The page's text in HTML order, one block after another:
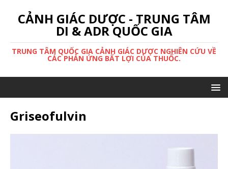
CẢNH GIÁC DƯỢC - TRUNG TÂM
DI & ADR QUỐC GIA
TRUNG TÂM QUỐC GIA CẢNH GIÁC DƯỢC NGHIÊN CỨU VỀ
CÁC PHẢN ỨNG BẤT LỢI CỦA THUỐC.
Griseofulvin